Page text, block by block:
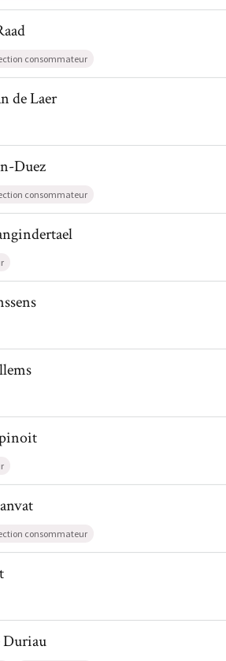
consommateur
de Laer
de Laer
Duez
Duez
consommateur
consommateur
Duriau
Duriau